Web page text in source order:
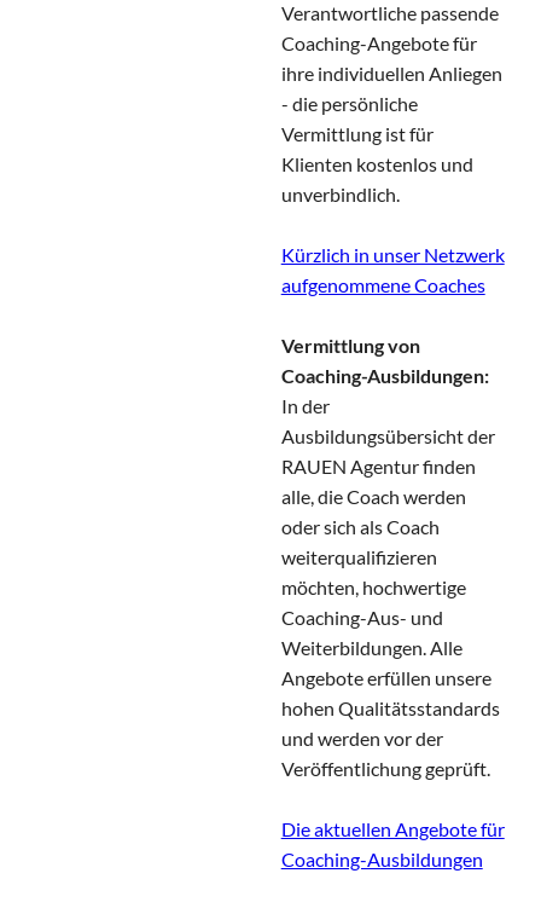
Verantwortliche passende
Coaching-Angebote für
ihre individuellen Anliegen
- die persönliche
Vermittlung ist für
Klienten kostenlos und
unverbindlich.
Kürzlich in unser Netzwerk
aufgenommene Coaches
Vermittlung von
Coaching-Ausbildungen:
In der
Ausbildungsübersicht der
RAUEN Agentur finden
alle, die Coach werden
oder sich als Coach
weiterqualifizieren
möchten, hochwertige
Coaching-Aus- und
Weiterbildungen. Alle
Angebote erfüllen unsere
hohen Qualitätsstandards
und werden vor der
Veröffentlichung geprüft.
Die aktuellen Angebote für
Coaching-Ausbildungen